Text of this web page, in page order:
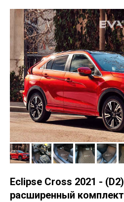
Eclipse Cross 2021 - (D2)
расширенный комплект